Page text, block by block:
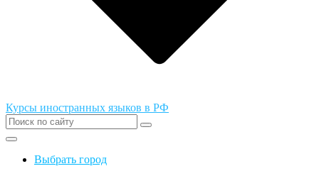
Курсы иностранных языков в РФ
Выбрать город